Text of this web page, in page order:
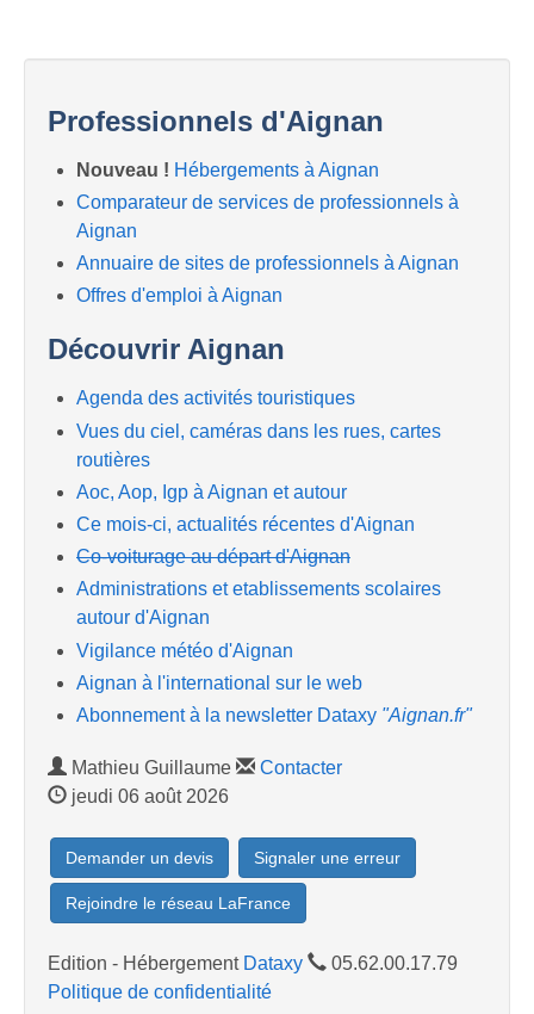
Professionnels d'Aignan
Nouveau ! Hébergements à Aignan
Comparateur de services de professionnels à
Aignan
Annuaire de sites de professionnels à Aignan
Offres d'emploi à Aignan
Découvrir Aignan
Agenda des activités touristiques
Vues du ciel, caméras dans les rues, cartes
routières
Aoc, Aop, Igp à Aignan et autour
Ce mois-ci, actualités récentes d'Aignan
Co-voiturage au départ d'Aignan
Administrations et etablissements scolaires
autour d'Aignan
Vigilance météo d'Aignan
Aignan à l'international sur le web
Abonnement à la newsletter Dataxy "Aignan.fr"
Mathieu Guillaume
Contacter
jeudi 06 août 2026
Demander un devis Signaler une erreur
Rejoindre le réseau LaFrance
Edition - Hébergement Dataxy
05.62.00.17.79
Politique de confidentialité